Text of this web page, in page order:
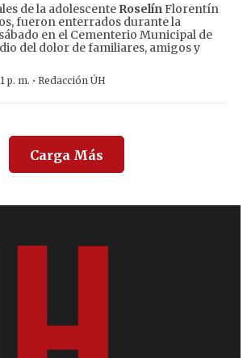
de la adolescente RoselínFlorentín
fueron enterrados durante la
en el Cementerio Municipal de
del dolor de familiares, amigos y
p. m. · Redacción ÚH
Carga Más